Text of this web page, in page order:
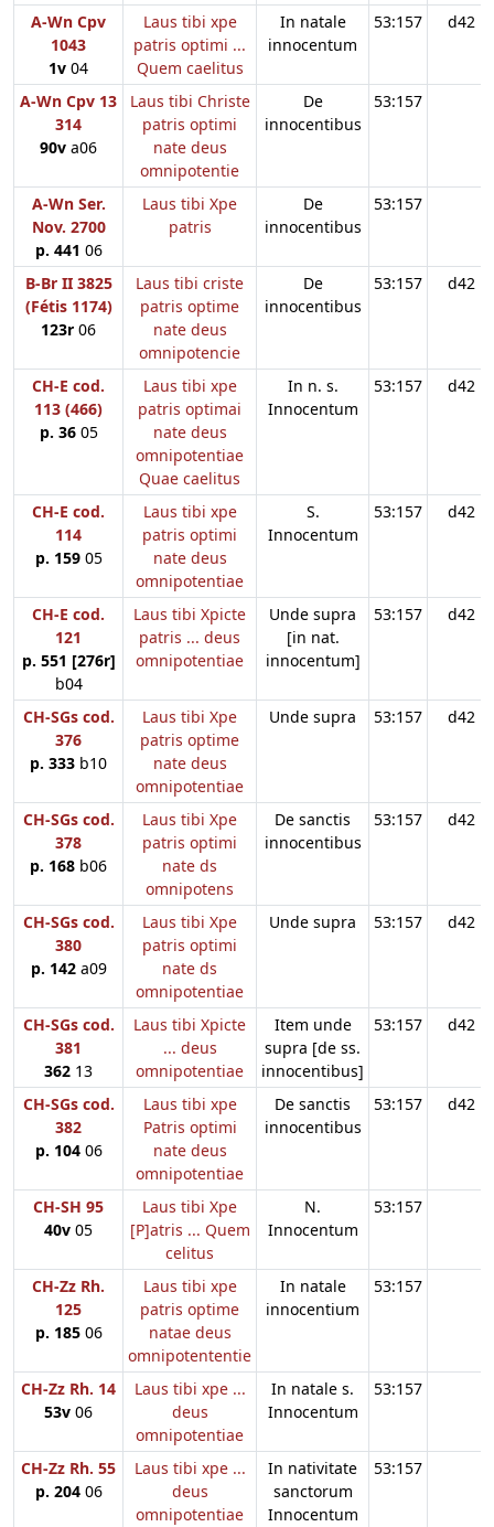
A-Wn Cpv
1043
1v 04
Laus tibi xpe
patris optimi ...
Quem caelitus
In natale
innocentum
53:157 d42
A-Wn Cpv 13
314
90v a06
Laus tibi Christe
patris optimi
nate deus
omnipotentie
De
innocentibus
53:157
A-Wn Ser.
Nov. 2700
p. 441 06
Laus tibi Xpe
patris
De
innocentibus
53:157
B-Br II 3825
(Fétis 1174)
123r 06
Laus tibi criste
patris optime
nate deus
omnipotencie
De
innocentibus
53:157 d42
CH-E cod.
113 (466)
p. 3605
Laus tibi xpe
patris optimai
nate deus
omnipotentiae
Quae caelitus
In n. s.
Innocentum
53:157 d42
CH-E cod.
114
p. 15905
Laus tibi xpe
patris optimi
nate deus
omnipotentiae
S.
Innocentum
53:157 d42
CH-E cod.
121
p. 551 [276r]
b04
Laus tibi Xpicte
patris ... deus
omnipotentiae
Unde supra
[in nat.
innocentum]
53:157 d42
CH-SGs cod.
376
p. 333 b10
Laus tibi Xpe
patris optime
nate deus
omnipotentiae
Unde supra 53:157 d42
CH-SGs cod.
378
p. 168 b06
Laus tibi Xpe
patris optimi
nate ds
omnipotens
De sanctis
innocentibus
53:157 d42
CH-SGs cod.
380
p. 142a09
Laus tibi Xpe
patris optimi
nate ds
omnipotentiae
Unde supra 53:157 d42
CH-SGs cod.
381
362 13
Laus tibi Xpicte
... deus
omnipotentiae
Item unde
supra [de ss.
innocentibus]
53:157 d42
CH-SGs cod.
382
p. 10406
Laus tibi xpe
Patris optimi
nate deus
omnipotentiae
De sanctis
innocentibus
53:157 d42
CH-SH 95
40v 05
Laus tibi Xpe
[P]atris ... Quem
celitus
N.
Innocentum
53:157
CH-Zz Rh.
125
p. 18506
Laus tibi xpe
patris optime
natae deus
omnipotententie
In natale
innocentium
53:157
CH-Zz Rh. 14
53v 06
Laus tibi xpe ...
deus
omnipotentiae
In natale s.
Innocentum
53:157
CH-Zz Rh. 55
p. 20406
Laus tibi xpe ...
deus
omnipotentiae
In nativitate
sanctorum
Innocentum
53:157